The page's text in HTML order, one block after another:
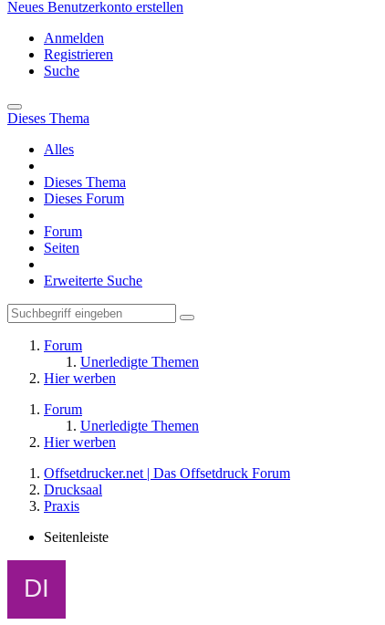
Neues Benutzerkonto erstellen
Anmelden
Registrieren
Suche
Dieses Thema
Alles
Dieses Thema
Dieses Forum
Forum
Seiten
Erweiterte Suche
Forum
Unerledigte Themen
Hier werben
Forum
Unerledigte Themen
Hier werben
Offsetdrucker.net | Das Offsetdruck Forum
Drucksaal
Praxis
Seitenleiste